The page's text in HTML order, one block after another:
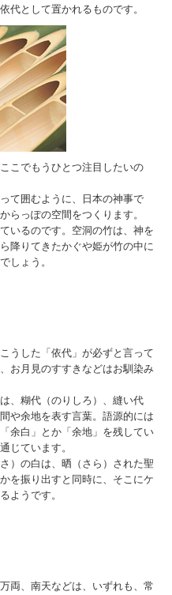
代として置かれるものです。
こでもうひとつ注目したいの
て囲むように、日本の神事で
らっぽの空間をつくります。
いるのです。空洞の竹は、神を
降りてきたかぐや姫が竹の中に
しょう。
うした「依代」が必ずと言って
お月見のすすきなどはお馴染み
、糊代（のりしろ）、縫い代
や余地を表す言葉。語源的には
余白」とか「余地」を残してい
じています。
）の白は、晒（さら）された聖
を振り出すと同時に、そこにケ
ようです。
両、南天などは、いずれも、常